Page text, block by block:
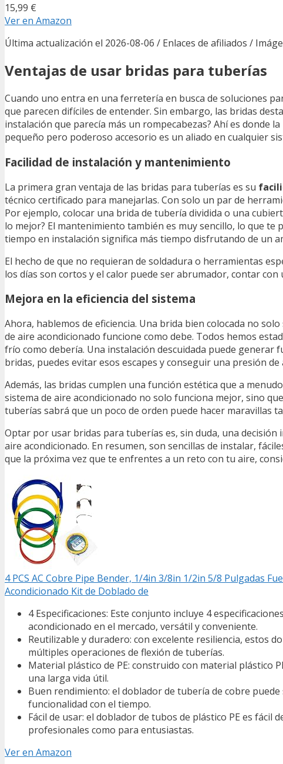
15,99 €
Ver en Amazon
Última actualización el 2026-08-06 / Enlaces de afiliados /
Ventajas de usar bridas para tuberías
Cuando uno entra en una ferretería en busca de soluciones
que parecen difíciles de entender. Sin embargo, las bridas
instalación que parecía más un rompecabezas? Ahí es donde
pequeño pero poderoso accesorio es un aliado en cualquier
Facilidad de instalación y mantenimiento
La primera gran ventaja de las bridas para tuberías es su
técnico certificado para manejarlas. Con solo un par de
Por ejemplo, colocar una brida de tubería dividida o una
lo mejor? El mantenimiento también es muy sencillo, lo que
tiempo en instalación significa más tiempo disfrutando de un
El hecho de que no requieran de soldadura o herramientas
los días son cortos y el calor puede ser abrumador, contar
Mejora en la eficiencia del sistema
Ahora, hablemos de eficiencia. Una brida bien colocada no
de aire acondicionado funcione como debe. Todos hemos
frío como debería. Una instalación descuidada puede generar
bridas, puedes evitar esos escapes y conseguir una presión
Además, las bridas cumplen una función estética que a
sistema de aire acondicionado no solo funciona mejor, sino
tuberías sabrá que un poco de orden puede hacer maravillas
Optar por usar bridas para tuberías es, sin duda, una
aire acondicionado. En resumen, son sencillas de instalar,
que la próxima vez que te enfrentes a un reto con tu aire,
4 PCS AC Cobre Pipe Bender, 1/4in 3/8in 1/2in 5/8 Pulgadas
Acondicionado Kit de Doblado de
4 Especificaciones: Este conjunto incluye 4
acondicionado en el mercado, versátil y conveniente.
Reutilizable y duradero: con excelente resiliencia, estos
múltiples operaciones de flexión de tuberías.
Material plástico de PE: construido con material plástico
una larga vida útil.
Buen rendimiento: el doblador de tubería de cobre
funcionalidad con el tiempo.
Fácil de usar: el doblador de tubos de plástico PE es
profesionales como para entusiastas.
Ver en Amazon